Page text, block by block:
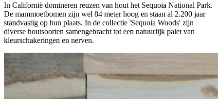
In Californië domineren reuzen van hout het Sequoia National Park.
De mammoetbomen zijn wel 84 meter hoog en staan al 2.200 jaar
standvastig op hun plaats. In de collectie 'Sequoia Woods' zijn
diverse houtsoorten samengebracht tot een natuurlijk palet van
kleurschakeringen en nerven.